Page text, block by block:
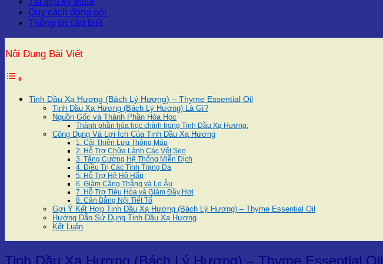
Quy cách đóng gói
Thông tin cần biết
Nội Dung Bài Viết
Tinh Dầu Xạ Hương (Bách Lý Hương) – Thyme Essential Oil
Tinh Dầu Xạ Hương (Bách Lý Hương) Là Gì?
Nguồn Gốc và Thành Phần Hóa Học
Thành phần hóa học chính trong Tinh Dầu Xạ Hương:
Công Dụng Và Lợi Ích Của Tinh Dầu Xạ Hương
1. Cải Thiện Lưu Thông Máu
2. Hỗ Trợ Chữa Lành Các Vết Sẹo
3. Tăng Cường Hệ Thống Miễn Dịch
4. Điều Trị Các Tình Trạng Da
5. Hỗ Trợ Hệ Hô Hấp
6. Giảm Căng Thẳng và Lo Âu
7. Hỗ Trợ Tiêu Hóa và Giảm Đầy Hơi
8. Cân Bằng Nội Tiết Tố
Gợi Ý Kết Hợp Tinh Dầu Xạ Hương (Bách Lý Hương) – Thyme Essential Oil
Hướng Dẫn Sử Dụng Tinh Dầu Xạ Hương
Kết Luận
Tinh Dầu Xạ Hương (Bách Lý Hương) – Thyme Essential Oil